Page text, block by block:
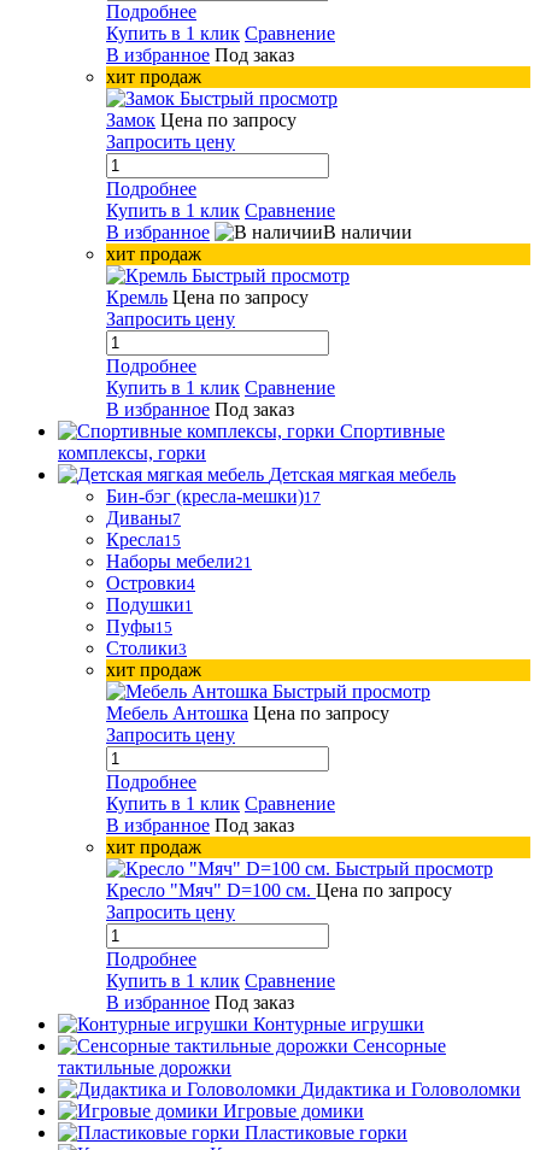
Подробнее
Купить в 1 клик Сравнение
В избранное Под заказ
хит продаж
Быстрый просмотр
Замок Цена по запросу
Запросить цену
Подробнее
Купить в 1 клик Сравнение
В избранное
В наличии
хит продаж
Быстрый просмотр
Кремль Цена по запросу
Запросить цену
Подробнее
Купить в 1 клик Сравнение
В избранное Под заказ
Спортивные
комплексы, горки
Детская мягкая мебель
Бин-бэг (кресла-мешки)17
Диваны7
Кресла15
Наборы мебели21
Островки4
Подушки1
Пуфы15
Столики3
хит продаж
Быстрый просмотр
Мебель Антошка Цена по запросу
Запросить цену
Подробнее
Купить в 1 клик Сравнение
В избранное Под заказ
хит продаж
Быстрый просмотр
Кресло "Мяч" D=100 см. Цена по запросу
Запросить цену
Подробнее
Купить в 1 клик Сравнение
В избранное Под заказ
Контурные игрушки
Сенсорные
тактильные дорожки
Дидактика и Головоломки
Игровые домики
Пластиковые горки